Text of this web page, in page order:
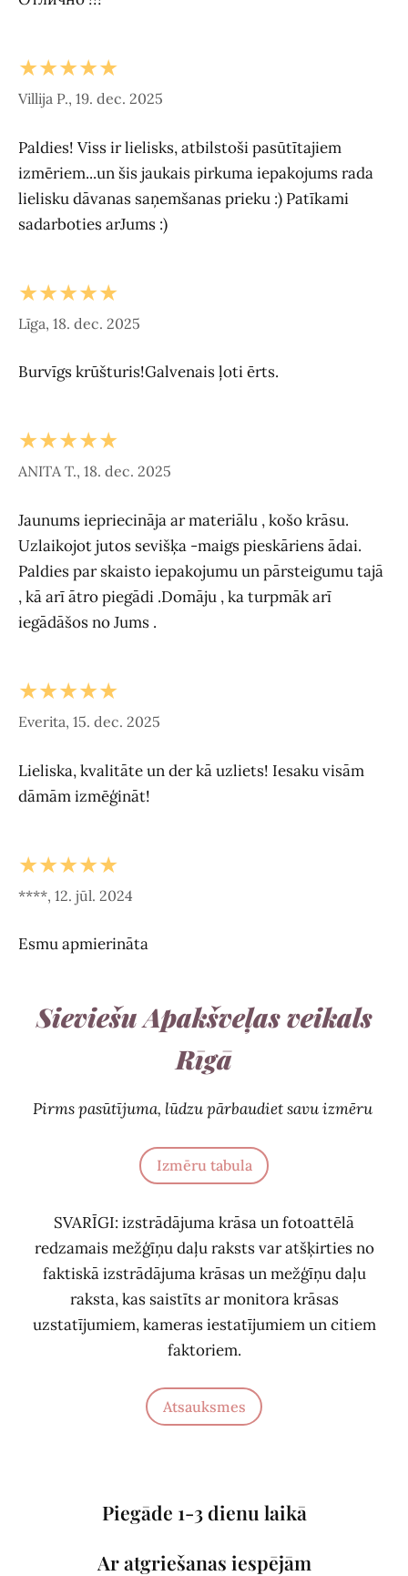
Sieviešu Apakšveļas veikals
Rīgā
Pirms pasūtījuma, lūdzu pārbaudiet savu izmēru
Izmēru tabula
SVARĪGI: izstrādājuma krāsa un fotoattēlā
redzamais mežģīņu daļu raksts var atšķirties no
faktiskā izstrādājuma krāsas un mežģīņu daļu
raksta, kas saistīts ar monitora krāsas
uzstatījumiem, kameras iestatījumiem un citiem
faktoriem.
Atsauksmes
Piegāde 1-3 dienu laikā
Ar atgriešanas iespējām
★★★★★
Villija P., 19. dec. 2025
Paldies! Viss ir lielisks, atbilstoši pasūtītajiem
izmēriem...un šis jaukais pirkuma iepakojums rada
lielisku dāvanas saņemšanas prieku :) Patīkami
sadarboties arJums :)
★★★★★
Līga, 18. dec. 2025
Burvīgs krūšturis!Galvenais ļoti ērts.
★★★★★
ANITA T., 18. dec. 2025
Jaunums iepriecināja ar materiālu , košo krāsu.
Uzlaikojot jutos sevišķa -maigs pieskāriens ādai.
Paldies par skaisto iepakojumu un pārsteigumu tajā
, kā arī ātro piegādi .Domāju , ka turpmāk arī
iegādāšos no Jums .
★★★★★
Everita, 15. dec. 2025
Lieliska, kvalitāte un der kā uzliets! Iesaku visām
dāmām izmēģināt!
★★★★★
****, 12. jūl. 2024
Esmu apmierināta